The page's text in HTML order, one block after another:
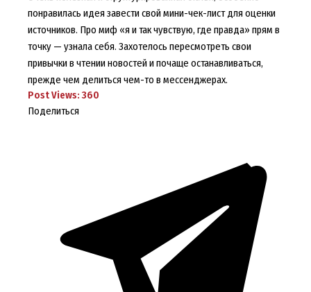
понравилась идея завести свой мини-чек-лист для оценки
источников. Про миф «я и так чувствую, где правда» прям в
точку — узнала себя. Захотелось пересмотреть свои
привычки в чтении новостей и почаще останавливаться,
прежде чем делиться чем-то в мессенджерах.
Post Views: 360
Поделиться